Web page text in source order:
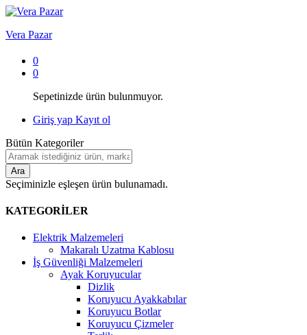
Vera Pazar
0
0
Sepetinizde ürün bulunmuyor.
Giriş yap Kayıt ol
Bütün Kategoriler
Ara
Seçiminizle eşleşen ürün bulunamadı.
KATEGORİLER
Elektrik Malzemeleri
Makaralı Uzatma Kablosu
İş Güvenliği Malzemeleri
Ayak Koruyucular
Dizlik
Koruyucu Ayakkabılar
Koruyucu Botlar
Koruyucu Çizmeler